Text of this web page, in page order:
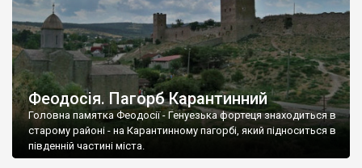
Феодосія. Пагорб Карантинний
Головна памятка Феодосії - Генуезька фортеця знаходиться в
старому районі - на Карантинному пагорбі, який підноситься в
південній частині міста.